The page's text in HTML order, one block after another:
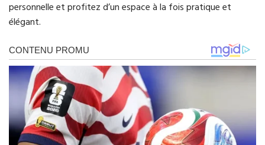
personnelle et profitez d’un espace à la fois pratique et
élégant.